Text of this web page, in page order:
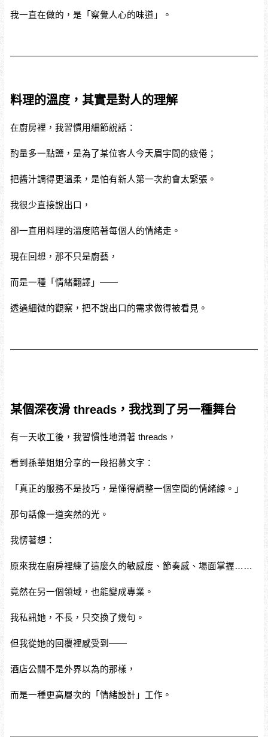
我一直在做的，是「察覺人心的味道」。
料理的溫度，其實是對人的理解
在廚房裡，我習慣用細節說話：
酌量多一點鹽，是為了某位客人今天眉宇間的疲倦；
把醬汁調得更溫柔，是怕有新人第一次約會太緊張。
我很少直接說出口，
卻一直用料理的溫度陪著每個人的情緒走。
現在回想，那不只是廚藝，
而是一種「情緒翻譯」——
透過細微的觀察，把不說出口的需求做得被看見。
某個深夜滑 threads，我找到了另一種舞台
有一天收工後，我習慣性地滑著 threads，
看到孫華姐姐分享的一段招募文字：
「真正的服務不是技巧，是懂得調整一個空間的情緒線。」
那句話像一道突然的光。
我愣著想：
原來我在廚房裡練了這麼久的敏感度、節奏感、場面掌握……
竟然在另一個領域，也能變成專業。
我私訊她，不長，只交換了幾句。
但我從她的回覆裡感受到——
酒店公關不是外界以為的那樣，
而是一種更高層次的「情緒設計」工作。